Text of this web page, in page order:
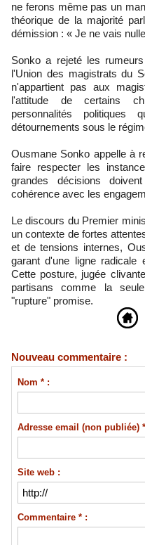
ne ferons même pas un
théorique de la majorité
démission : « Je ne vais
Sonko a rejeté les
l'Union des magistrats du
n'appartient pas aux
l'attitude de certains
personnalités
détournements sous le
Ousmane Sonko appelle à
faire respecter les
grandes décisions
cohérence avec les
Le discours du Premier
un contexte de fortes
et de tensions internes,
garant d'une ligne radicale
Cette posture, jugée
partisans comme la
"rupture" promise.
Nouveau commentaire :
Nom * :
Adresse email (non publiée)
Site web :
Commentaire * :